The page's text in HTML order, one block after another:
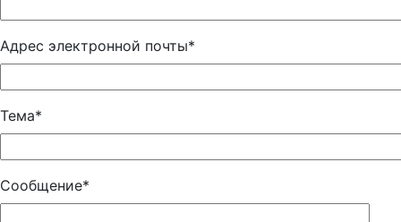
Адрес электронной почты*
Тема*
Сообщение*